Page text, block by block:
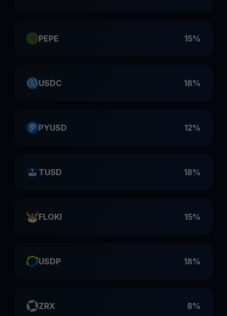
PEPE 15%
USDC 18%
PYUSD 12%
TUSD 18%
FLOKI 15%
USDP 18%
ZRX 8%